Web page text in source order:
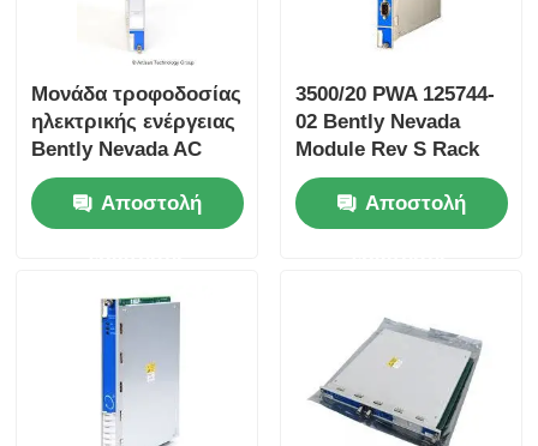
Foxboro PLC
Τρηπλό PLC ολοκληρωμένων κυκλωμάτων
PLC Woodward
Μονάδα Ge Fanuc
Ενότητα Bently Nevada
Μονάδα τροφοδοσίας
ηλεκτρικής ενέργειας
Bently Nevada AC
3500/15 127610-01
Αποστολή
3500/20 PWA 125744-
02 Bently Nevada
Module Rev S Rack
Interface Module
Σειρά 3500Αποστολή